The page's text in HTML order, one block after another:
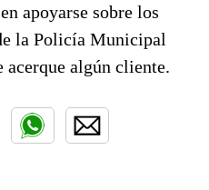
apoyarse sobre los
la Policía Municipal
acerque algún cliente.